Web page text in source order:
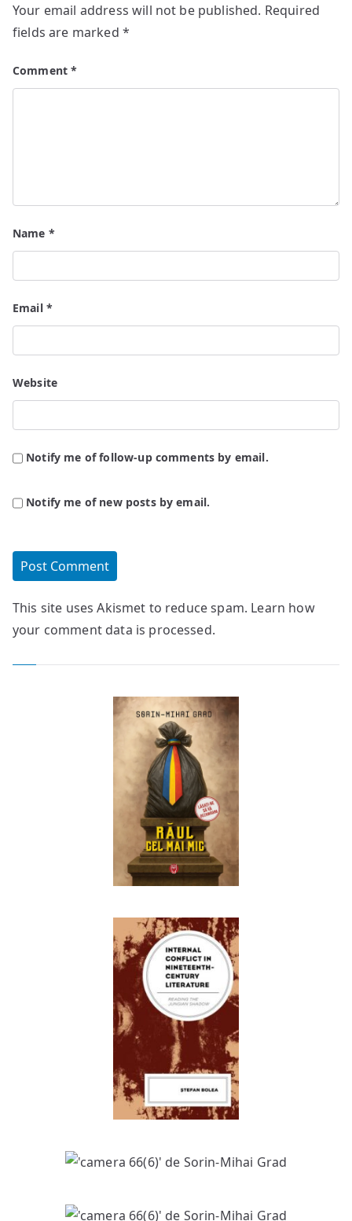
Your email address will not be published. Required
fields are marked *
Comment*
Name *
Email *
Website
Notify me of follow-up comments by email.
Notify me of new posts by email.
This site uses Akismet to reduce spam. Learn how
your comment data is processed.